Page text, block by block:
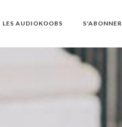
LES AUDIOKOOBS S'ABONNER